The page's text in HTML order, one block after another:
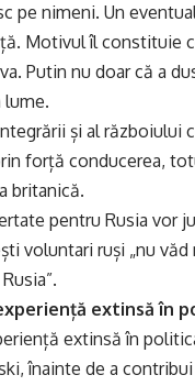
pe nimeni. Un
Motivul îl constituie
Putin nu doar că a
lume.
și al
forță conducerea,
britanică.
pentru Rusia vor
voluntari ruși „nu
extinsă în
extinsă în
înainte de a